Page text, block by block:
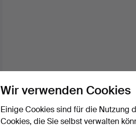
Wir verwenden Cookies
Einige Cookies sind für die Nutzung
Cookies, die Sie selbst verwalten